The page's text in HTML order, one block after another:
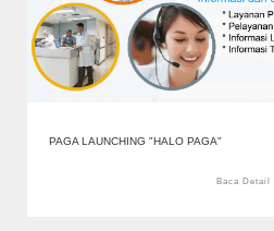
PAGA LAUNCHING "HALO PAGA"
Baca Detail